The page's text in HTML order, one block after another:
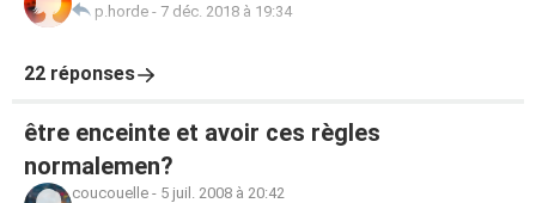
p.horde - 7 déc. 2018 à 19:34
22 réponses
être enceinte et avoir ces règles
normalemen?
coucouelle - 5 juil. 2008 à 20:42